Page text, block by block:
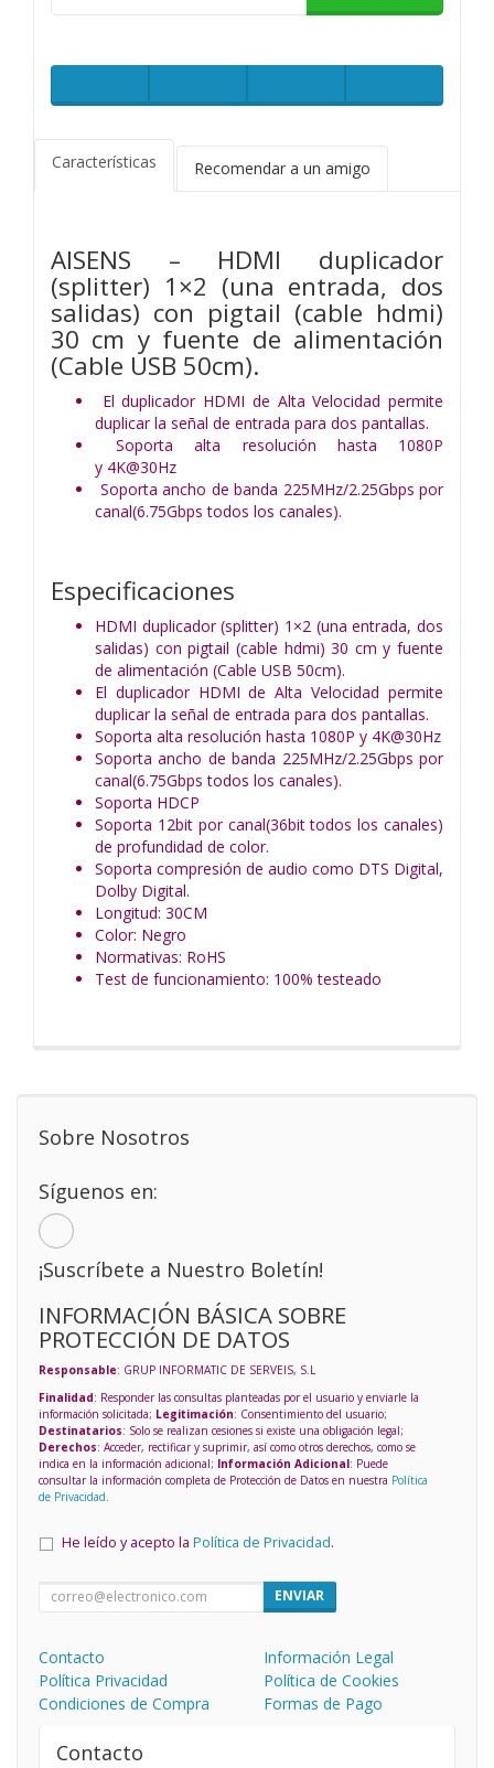
Características Recomendar a un amigo
AISENS – HDMI duplicador
(splitter) 1×2 (una entrada, dos
salidas) con pigtail (cable hdmi)
30 cm y fuente de alimentación
(Cable USB 50cm).
El duplicador HDMI de Alta Velocidad permite
duplicar la señal de entrada para dos pantallas.
Soporta alta resolución hasta 1080P
y 4K@30Hz
Soporta ancho de banda 225MHz/2.25Gbps por
canal(6.75Gbps todos los canales).
Especificaciones
HDMI duplicador (splitter) 1×2 (una entrada, dos
salidas) con pigtail (cable hdmi) 30 cm y fuente
de alimentación (Cable USB 50cm).
El duplicador HDMI de Alta Velocidad permite
duplicar la señal de entrada para dos pantallas.
Soporta alta resolución hasta 1080P y 4K@30Hz
Soporta ancho de banda 225MHz/2.25Gbps por
canal(6.75Gbps todos los canales).
Soporta HDCP
Soporta 12bit por canal(36bit todos los canales)
de profundidad de color.
Soporta compresión de audio como DTS Digital,
Dolby Digital.
Longitud: 30CM
Color: Negro
Normativas: RoHS
Test de funcionamiento: 100% testeado
Sobre Nosotros
Síguenos en:
¡Suscríbete a Nuestro Boletín!
INFORMACIÓN BÁSICA SOBRE
PROTECCIÓN DE DATOS
Responsable: GRUP INFORMATIC DE SERVEIS, S.L
Finalidad: Responder las consultas planteadas por el usuario y enviarle la
información solicitada; Legitimación: Consentimiento del usuario;
Destinatarios: Solo se realizan cesiones si existe una obligación legal;
Derechos: Acceder, rectificar y suprimir, así como otros derechos, como se
indica en la información adicional; Información Adicional: Puede
consultar la información completa de Protección de Datos en nuestra Política
de Privacidad
He leído y acepto la Política de Privacidad.
ENVIAR
Contacto
Información Legal
Política Privacidad
Política de Cookies
Condiciones de Compra
Formas de Pago
Contacto